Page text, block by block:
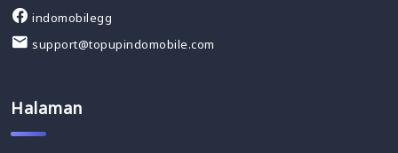
indomobilegg
support@topupindomobile.com
Halaman